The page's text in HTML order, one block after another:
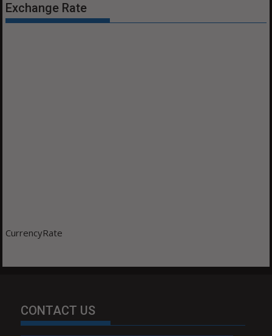
Exchange Rate
CurrencyRate
CONTACT US